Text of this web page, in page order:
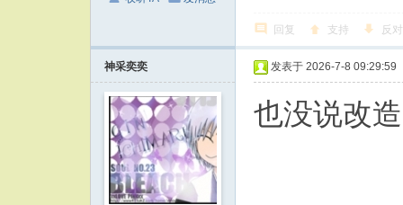
回复 支持 反对
神采奕奕 发表于 2026-7-8 09:29:59
也没说改